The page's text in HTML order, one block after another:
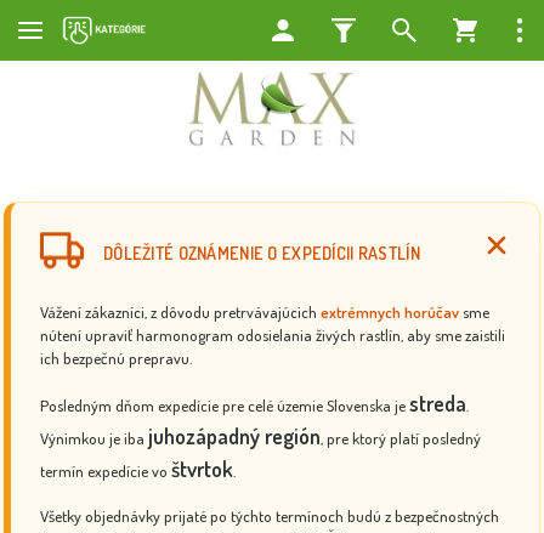
DÔLEŽITÉ OZNÁMENIE O EXPEDÍCII RASTLÍN
Vážení zákazníci, z dôvodu pretrvávajúcich extrémnych horúčav sme
nútení upraviť harmonogram odosielania živých rastlín, aby sme zaistili
ich bezpečnú prepravu.
Posledným dňom expedície pre celé územie Slovenska jestreda
Výnimkou je iba juhozápadný región , pre ktorý platí posledný
termín expedície vo štvrtok
Všetky objednávky prijaté po týchto termínoch budú z bezpečnostných